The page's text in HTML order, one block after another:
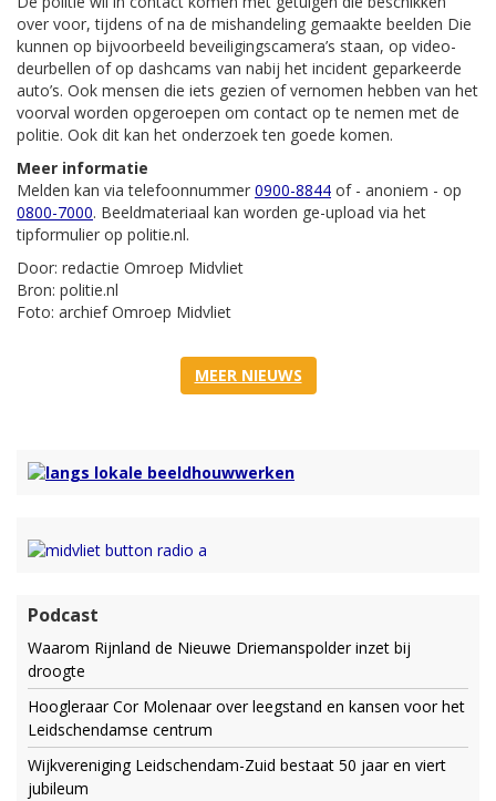
over voor, tijdens of na de mishandeling gemaakte beelden Die
kunnen op bijvoorbeeld beveiligingscamera’s staan, op video-
deurbellen of op dashcams van nabij het incident geparkeerde
auto’s. Ook mensen die iets gezien of vernomen hebben van het
voorval worden opgeroepen om contact op te nemen met de
politie. Ook dit kan het onderzoek ten goede komen.
Meer informatie
Melden kan via telefoonnummer 0900-8844 of - anoniem - op
0800-7000. Beeldmateriaal kan worden ge-upload via het
tipformulier op politie.nl.
Door: redactie Omroep Midvliet
Bron: politie.nl
Foto: archief Omroep Midvliet
MEER NIEUWS
Podcast
Waarom Rijnland de Nieuwe Driemanspolder inzet bij
droogte
Hoogleraar Cor Molenaar over leegstand en kansen voor het
Leidschendamse centrum
Wijkvereniging Leidschendam-Zuid bestaat 50 jaar en viert
jubileum